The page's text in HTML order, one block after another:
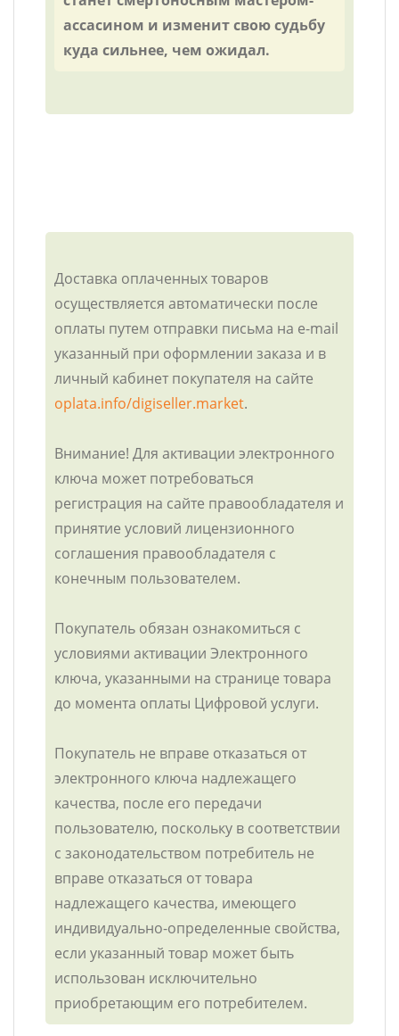
ассасином и изменит свою судьбу
куда сильнее, чем ожидал.
Доставка оплаченных товаров
осуществляется автоматически после
оплаты путем отправки письма на e-mail
указанный при оформлении заказа и в
личный кабинет покупателя на сайте
oplata.info/digiseller.market.
Внимание! Для активации электронного
ключа может потребоваться
регистрация на сайте правообладателя и
принятие условий лицензионного
соглашения правообладателя с
конечным пользователем.
Покупатель обязан ознакомиться с
условиями активации Электронного
ключа, указанными на странице товара
до момента оплаты Цифровой услуги.
Покупатель не вправе отказаться от
электронного ключа надлежащего
качества, после его передачи
пользователю, поскольку в соответствии
с законодательством потребитель не
вправе отказаться от товара
надлежащего качества, имеющего
индивидуально-определенные свойства,
если указанный товар может быть
использован исключительно
приобретающим его потребителем.